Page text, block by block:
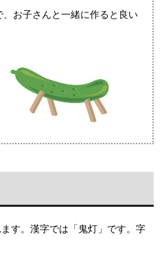
お子さんと一緒に作ると良い
す。漢字では「鬼灯」です。字